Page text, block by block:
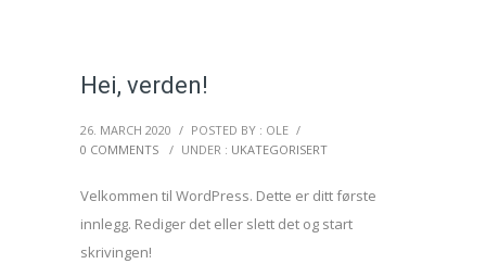
Hei, verden!
26. MARCH 2020 / POSTED BY : OLE /
0 COMMENTS
/ UNDER : UKATEGORISERT
Velkommen til WordPress. Dette er ditt første
innlegg. Rediger det eller slett det og start
skrivingen!